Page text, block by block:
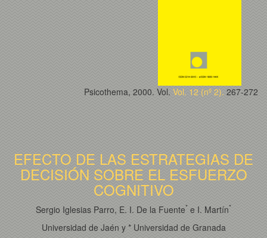
Psicothema, 2000. Vol. Vol. 12 (nº 2). 267-272
EFECTO DE LAS ESTRATEGIAS DE
DECISIÓN SOBRE EL ESFUERZO
COGNITIVO
Sergio Iglesias Parro, E. I. De la Fuente* e I. Martín*
Universidad de Jaén y * Universidad de Granada